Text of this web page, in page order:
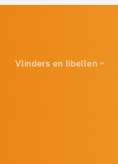
Vlinders en libellen